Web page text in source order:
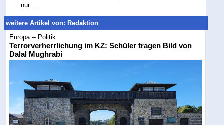
nur ...
weitere Artikel von: Redaktion
Europa -- Politik
Terrorverherrlichung im KZ: Schüler tragen Bild von
Dalal Mughrabi